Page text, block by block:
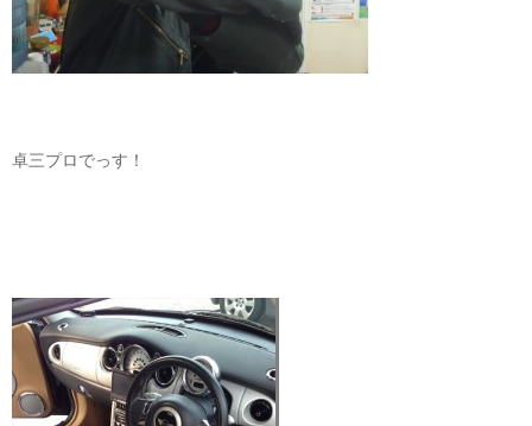
卓三プロでっす！